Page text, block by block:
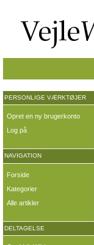
PERSONLIGE VÆRKTØJER
Opret en ny brugerkonto
Log på
NAVIGATION
Forside
Kategorier
Alle artikler
DELTAGELSE